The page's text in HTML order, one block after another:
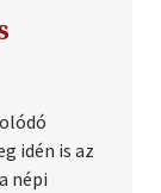
idén is az
népi